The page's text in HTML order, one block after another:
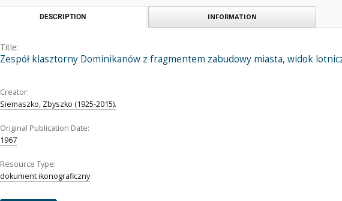
DESCRIPTION INFORMATION
Title:
Zespół klasztorny Dominikanów z fragmentem zabudowy miasta, widok
Creator:
Siemaszko, Zbyszko (1925-2015).
Original Publication Date:
1967
Resource Type:
dokument ikonograficzny